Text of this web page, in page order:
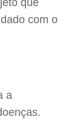
que
com o
a